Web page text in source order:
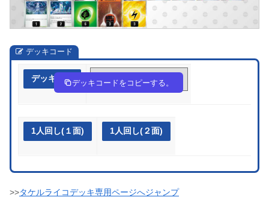
デッキコード
デッキ作成 dV5k5f-xtjOD8-fVFvFd
デッキコードをコピーする。
1人回し(１面) 1人回し(２面)
>>タケルライコデッキ専用ページへジャンプ